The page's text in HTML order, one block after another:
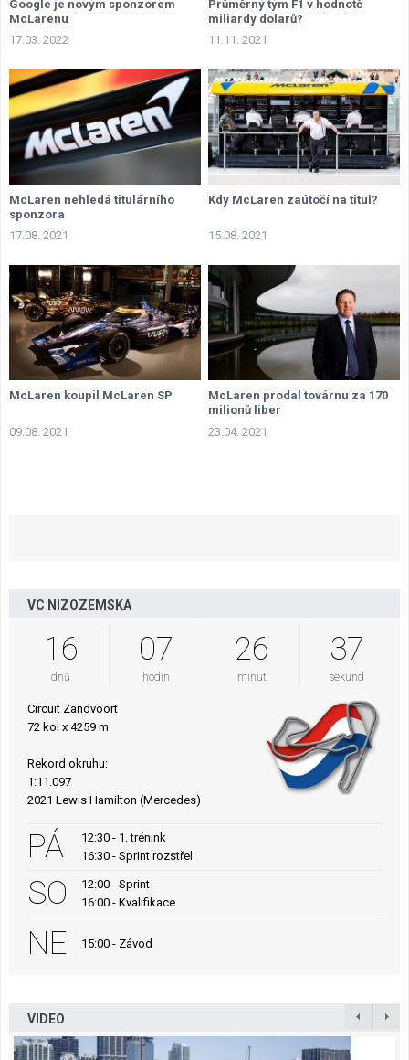
Google je novým sponzorem
McLarenu
17.03. 2022
Průměrný tým F1 v hodnotě
miliardy dolarů?
11.11. 2021
McLaren nehledá titulárního
sponzora
17.08. 2021
Kdy McLaren zaútočí na titul?
15.08. 2021
McLaren koupil McLaren SP
09.08. 2021
McLaren prodal továrnu za 170
milionů liber
23.04. 2021
VC NIZOZEMSKA
16
dnů
07
hodin
26
minut
36
sekund
Circuit Zandvoort
72 kol x 4259 m
Rekord okruhu:
1:11.097
2021 Lewis Hamilton (Mercedes)
PÁ
12:30 - 1. trénink
16:30 - Sprint rozstřel
SO
12:00 - Sprint
16:00 - Kvalifikace
NE 15:00 - Závod
VIDEO